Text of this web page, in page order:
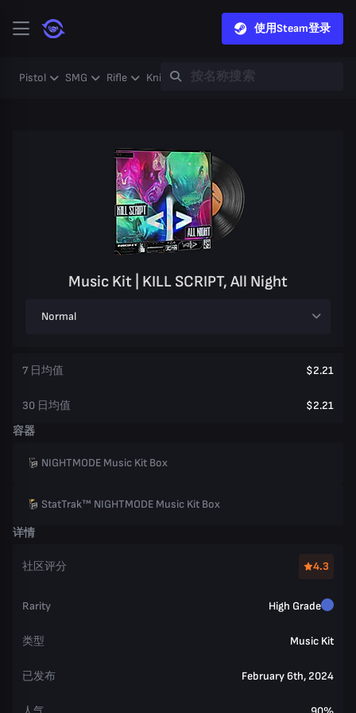
使用Steam登录
Pistol SMG Rifle Knife Gloves Heavy
Music Kit | KILL SCRIPT, All Night
Normal
7 日均值 $2.21
30 日均值
$2.21
容器
NIGHTMODE Music Kit Box
StatTrak™ NIGHTMODE Music Kit Box
详情
社区评分 4.3
Rarity High Grade
类型 Music Kit
已发布 February 6th, 2024